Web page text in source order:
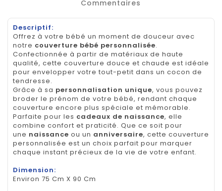
Commentaires
Descriptif:
Offrez à votre bébé un moment de douceur avec
notre couverture bébé personnalisée.
Confectionnée à partir de matériaux de haute
qualité, cette couverture douce et chaude est idéale
pour envelopper votre tout-petit dans un cocon de
tendresse.
Grâce à sa personnalisation unique, vous pouvez
broder le prénom de votre bébé, rendant chaque
couverture encore plus spéciale et mémorable.
Parfaite pour les cadeaux de naissance, elle
combine confort et praticité. Que ce soit pour
une naissance ou un anniversaire, cette couverture
personnalisée est un choix parfait pour marquer
chaque instant précieux de la vie de votre enfant.
Dimension:
Environ 75 Cm X 90 Cm